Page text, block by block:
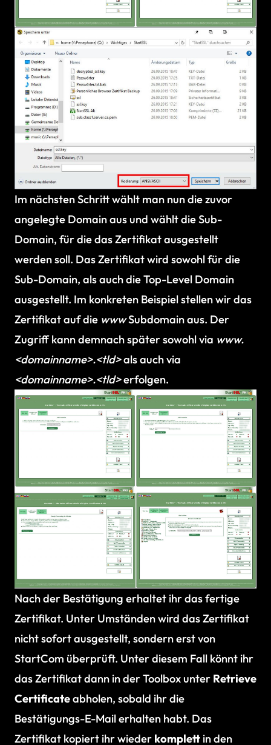
Im nächsten Schritt wählt man nun die zuvor
angelegte Domain aus und wählt die Sub-
Domain, für die das Zertifikat ausgestellt
werden soll. Das Zertifikat wird sowohl für die
Sub-Domain, als auch die Top-Level Domain
ausgestellt. Im konkreten Beispiel stellen wir das
Zertifikat auf die wwwSubdomain aus. Der
Zugriff kann demnach später sowohl via www.
<domainname>.<tld>als auch via
<domainname>.<tld>erfolgen.
Nach der Bestätigung erhaltet ihr das fertige
Zertifikat. Unter Umständen wird das Zertifikat
nicht sofort ausgestellt, sondern erst von
StartCom überprüft. Unter diesem Fall könnt ihr
das Zertifikat dann in der Toolbox unter Retrieve
Certificateabholen, sobald ihr die
Bestätigungs-E-Mail erhalten habt. Das
Zertifikat kopiert ihr wieder komplett in den